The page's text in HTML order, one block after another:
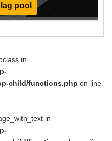
pool
in
child/functions.php on line
in